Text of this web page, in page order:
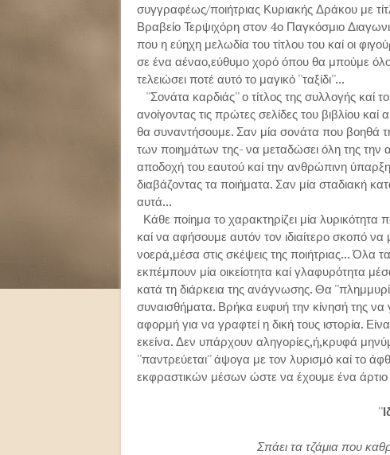
συγγραφέως/ποιήτριας Κυριακής Δράκου με
Βραβείο Τερψιχόρη στον 4ο Παγκόσμιο
που η εύηχη μελωδία του τίτλου του καί οι
σε ένα αέναο,εύθυμο χορό όπου θα μπούμε
τελειώσει ποτέ αυτό το μαγικό ''ταξίδι''...
''Σονάτα καρδιάς'' ο τίτλος της συλλογής
ανοίγοντας τις πρώτες σελίδες του βιβλίου
θα συναντήσουμε. Σαν μία σονάτα που βοηθά
των ποιημάτων της- να μεταδώσει όλη της την
αποδοχή του εαυτού καί την ανθρώπινη
διαβάζοντας τα ποιήματα. Σαν μία σταδιακή
αυτά...
Κάθε ποίημα το χαρακτηρίζει μία
καί να αφήσουμε αυτόν τον ιδιαίτερο σκοπό
νοερά,μέσα στις σκέψεις της ποιήτριας... Όλα
εκπέμπουν μία οικείοτητα καί γλαφυρότητα
κατά τη διάρκεια της ανάγνωσης. Θα
συναισθήματα. Βρήκα ευφυή την κίνησή της να
αφορμή για να γραφτεί η δική τους ιστορία.
εκείνα. Δεν υπάρχουν αληγορίες,ή,κρυφά
''παντρεύεται'' άψογα με τον λυρισμό καί το
εκφραστικών μέσων ώστε να έχουμε ένα
''
Σπάει τα τζάμια που